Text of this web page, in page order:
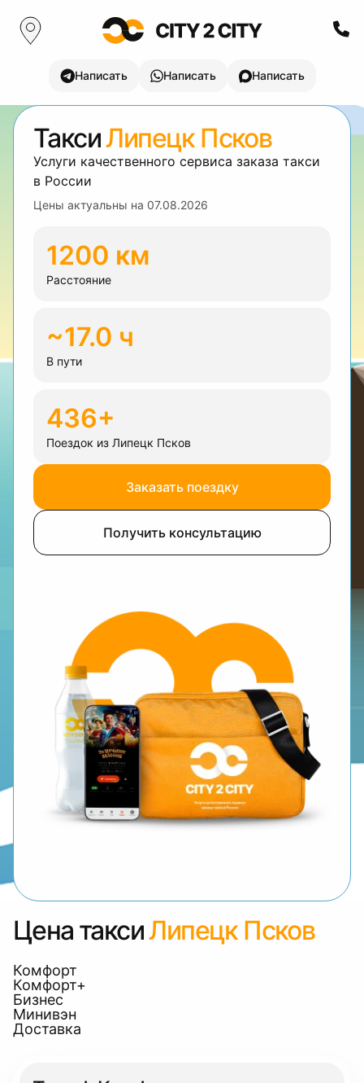
Написать Написать Написать
ТаксиЛипецк Псков
Услуги качественного сервиса заказа такси
в России
Цены актуальны на 07.08.2026
1200 км
Расстояние
~17.0 ч
В пути
436+
Поездок из Липецк Псков
Заказать поездку
Получить консультацию
Цена таксиЛипецк Псков
Комфорт
Комфорт+
Бизнес
Минивэн
Доставка